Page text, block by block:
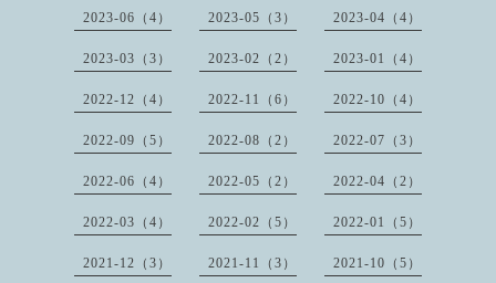
2023-06（4） 2023-05（3） 2023-04（4）
2023-03（3） 2023-02（2） 2023-01（4）
2022-12（4） 2022-11（6） 2022-10（4）
2022-09（5） 2022-08（2） 2022-07（3）
2022-06（4） 2022-05（2） 2022-04（2）
2022-03（4） 2022-02（5） 2022-01（5）
2021-12（3） 2021-11（3） 2021-10（5）